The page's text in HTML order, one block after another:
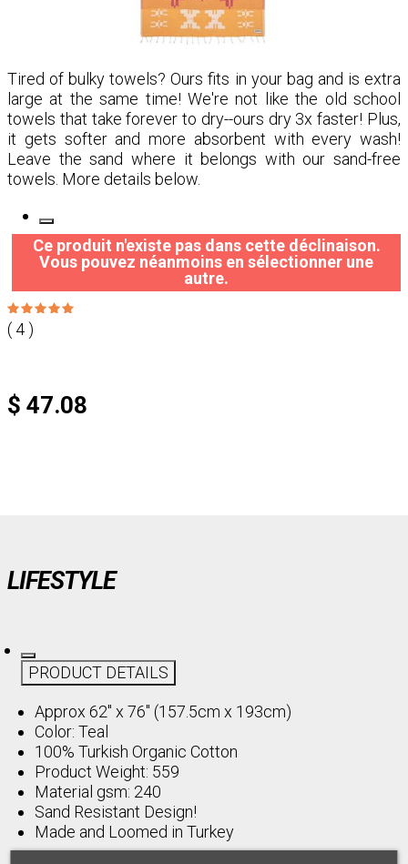
Tired of bulky towels? Ours fits in your bag and is extra
large at the same time! We're not like the old school
towels that take forever to dry--ours dry 3x faster! Plus,
it gets softer and more absorbent with every wash!
Leave the sand where it belongs with our sand-free
towels. More details below.
Ce produit n'existe pas dans cette déclinaison.
Vous pouvez néanmoins en sélectionner une
autre.
( 4 )
$ 47.08
LIFESTYLE
PRODUCT DETAILS
Approx 62" x 76" (157.5cm x 193cm)
Color: Teal
100% Turkish Organic Cotton
Product Weight: 559
Material gsm: 240
Sand Resistant Design!
Made and Loomed in Turkey